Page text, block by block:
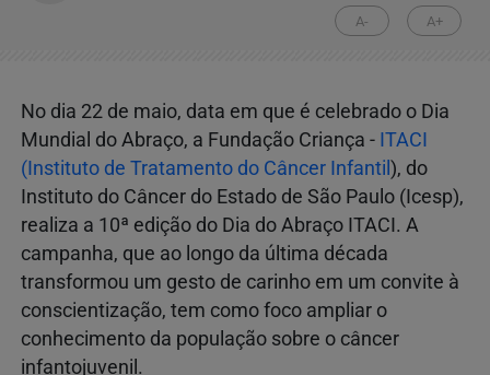
A- A+
No dia 22 de maio, data em que é celebrado o Dia
Mundial do Abraço, a Fundação Criança - ITACI
(Instituto de Tratamento do Câncer Infantil ), do
Instituto do Câncer do Estado de São Paulo (Icesp),
realiza a 10ª edição do Dia do Abraço ITACI. A
campanha, que ao longo da última década
transformou um gesto de carinho em um convite à
conscientização, tem como foco ampliar o
conhecimento da população sobre o câncer
infantojuvenil.